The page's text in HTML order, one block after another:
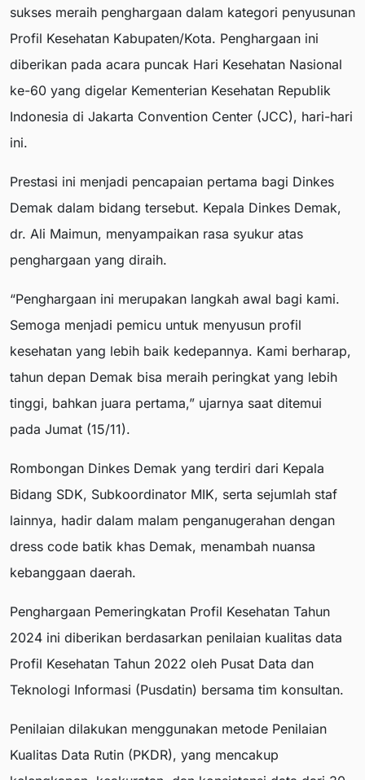
sukses meraih penghargaan dalam kategori penyusunan
Profil Kesehatan Kabupaten/Kota. Penghargaan ini
diberikan pada acara puncak Hari Kesehatan Nasional
ke-60 yang digelar Kementerian Kesehatan Republik
Indonesia di Jakarta Convention Center (JCC), hari-hari
ini.
Prestasi ini menjadi pencapaian pertama bagi Dinkes
Demak dalam bidang tersebut. Kepala Dinkes Demak,
dr. Ali Maimun, menyampaikan rasa syukur atas
penghargaan yang diraih.
“Penghargaan ini merupakan langkah awal bagi kami.
Semoga menjadi pemicu untuk menyusun profil
kesehatan yang lebih baik kedepannya. Kami berharap,
tahun depan Demak bisa meraih peringkat yang lebih
tinggi, bahkan juara pertama,” ujarnya saat ditemui
pada Jumat (15/11).
Rombongan Dinkes Demak yang terdiri dari Kepala
Bidang SDK, Subkoordinator MIK, serta sejumlah staf
lainnya, hadir dalam malam penganugerahan dengan
dress code batik khas Demak, menambah nuansa
kebanggaan daerah.
Penghargaan Pemeringkatan Profil Kesehatan Tahun
2024 ini diberikan berdasarkan penilaian kualitas data
Profil Kesehatan Tahun 2022 oleh Pusat Data dan
Teknologi Informasi (Pusdatin) bersama tim konsultan.
Penilaian dilakukan menggunakan metode Penilaian
Kualitas Data Rutin (PKDR), yang mencakup